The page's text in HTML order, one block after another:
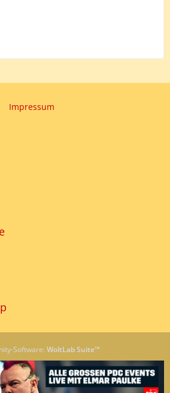
Impressum
Software: WoltLab Suite™